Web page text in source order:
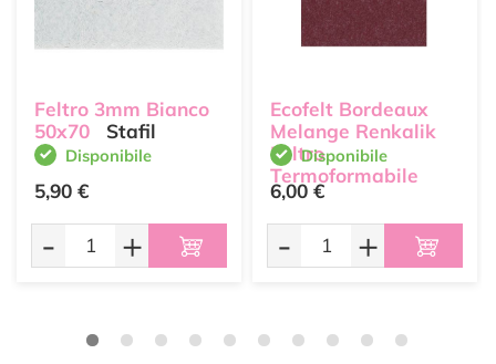
Feltro 3mm Bianco
50x70
Stafil
Disponibile
5,90 €
- +
Ecofelt Bordeaux
Melange Renkalik
Feltro
Termoformabile
Renkalik
Disponibile
6,00 €
- +